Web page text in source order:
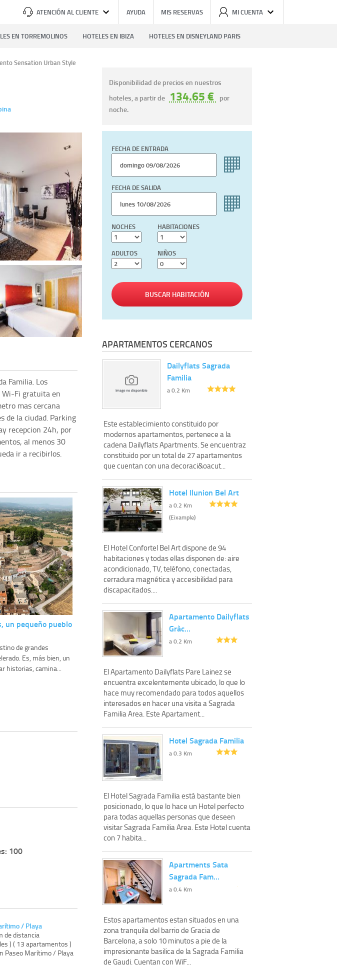
ATENCIÓN AL CLIENTE AYUDA MIS RESERVAS MI CUENTA
EN TORREMOLINOS HOTELES EN IBIZA HOTELES EN DISNEYLAND PARIS
Sensation Urban Style
Familia. Los
Wi-Fi gratuita en
mas cercana
de la ciudad. Parking
recepcion 24h, por
al menos 30
ir a recibirlos.
un pequeño pueblo
de grandes
Es, más bien, un
historias, camina...
100
/ Playa
de distancia
) ( 13 apartamentos )
Paseo Marítimo / Playa
Disponibilidad de precios en nuestros
hoteles, a partir de 134.65 €
por
noche.
FECHA DE ENTRADA
FECHA DE SALIDA
NOCHES HABITACIONES
ADULTOS NIÑOS
BUSCAR HABITACIÓN
APARTAMENTOS CERCANOS
Dailyflats Sagrada
Familia
a 0.2 Km
Este establecimiento constituido por
modernos apartamentos, pertenece a la
cadena Dailyflats Apartments. Se encuentraz
constituido por un total de 27 apartamentos
que cuentan con una decoraci&oacut...
Hotel Ilunion Bel Art
a 0.2 Km
(Eixample)
El Hotel Confortel Bel Art dispone de 94
habitaciones y todas ellas disponen de: aire
acondicionado, TV, teléfono, conectadas,
cerradura magnética y accesibilidad para
discapacitados....
Apartamento Dailyflats
Gràc…
a 0.2 Km
El Apartamento Dailyflats Pare Lainez se
encuentra excelentemente ubicado, lo que lo
hace muy recomendado para todos aquellos
interesados en hacer una visita a Sagrada
Familia Area. Este Apartament...
Hotel Sagrada Familia
a 0.3 Km
El Hotel Sagrada Familia está bastante bien
posicionado, lo que lo hace un Hotel perfecto
para todas aquellas personas que deseen
visitar Sagrada Familia Area. Este Hotel cuenta
con 7 habita...
Apartments Sata
Sagrada Fam…
a 0.4 Km
Estos apartamentos estan situados en una
zona tranquila del barrio de Gracia de
Barcelona, ​​a solo 10 minutos a pie de la
impresionante basilica de la Sagrada Familia
de Gaudi. Cuentan con WiF...